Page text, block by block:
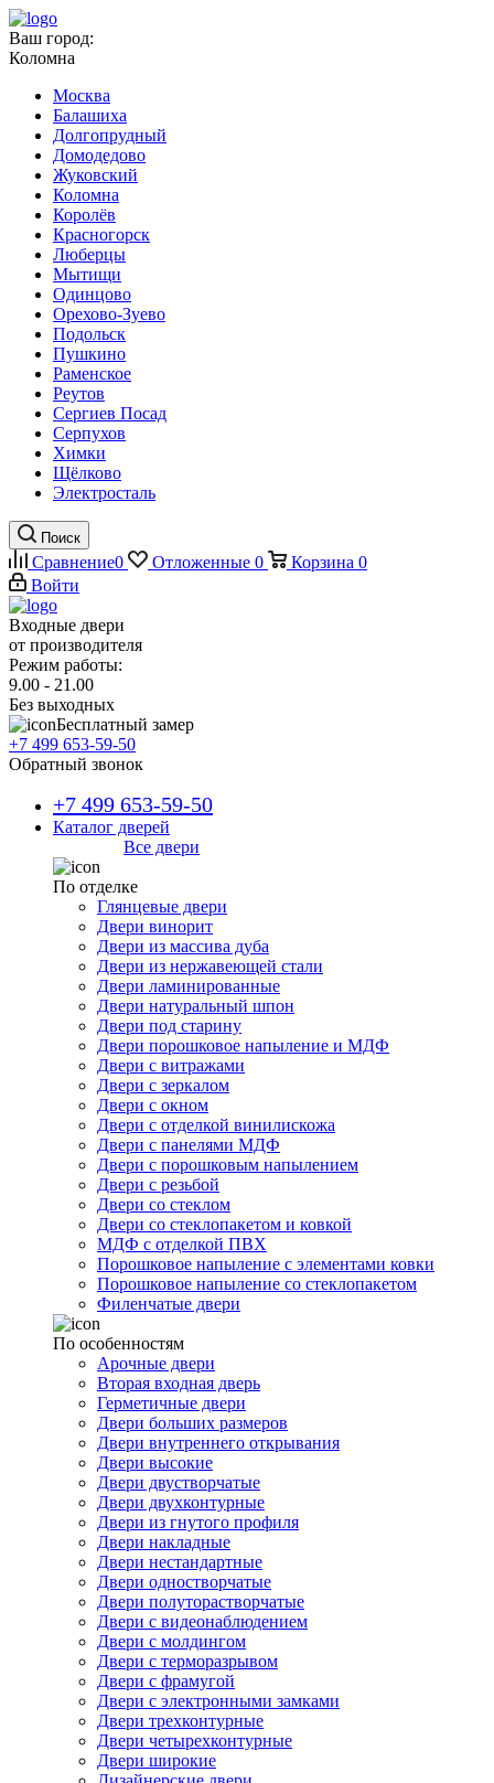
Ваш город:
Коломна
Москва
Балашиха
Долгопрудный
Домодедово
Жуковский
Коломна
Королёв
Красногорск
Люберцы
Мытищи
Одинцово
Орехово-Зуево
Подольск
Пушкино
Раменское
Реутов
Сергиев Посад
Серпухов
Химки
Щёлково
Электросталь
Поиск
Сравнение0 Отложенные 0 Корзина 0
Войти
Входные двери
от производителя
Режим работы:
9.00 - 21.00
Без выходных
Бесплатный замер
+7 499 653-59-50
Обратный звонок
+7 499 653-59-50
Каталог дверей
Все двери
По отделке
Глянцевые двери
Двери винорит
Двери из массива дуба
Двери из нержавеющей стали
Двери ламинированные
Двери натуральный шпон
Двери под старину
Двери порошковое напыление и МДФ
Двери с витражами
Двери с зеркалом
Двери с окном
Двери с отделкой винилискожа
Двери с панелями МДФ
Двери с порошковым напылением
Двери с резьбой
Двери со стеклом
Двери со стеклопакетом и ковкой
МДФ с отделкой ПВХ
Порошковое напыление с элементами ковки
Порошковое напыление со стеклопакетом
Филенчатые двери
По особенностям
Арочные двери
Вторая входная дверь
Герметичные двери
Двери больших размеров
Двери внутреннего открывания
Двери высокие
Двери двустворчатые
Двери двухконтурные
Двери из гнутого профиля
Двери накладные
Двери нестандартные
Двери одностворчатые
Двери полуторастворчатые
Двери с видеонаблюдением
Двери с молдингом
Двери с терморазрывом
Двери с фрамугой
Двери с электронными замками
Двери трехконтурные
Двери четырехконтурные
Двери широкие